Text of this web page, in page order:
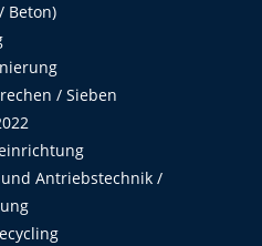
Beton)
/ Sieben
Antriebstechnik /